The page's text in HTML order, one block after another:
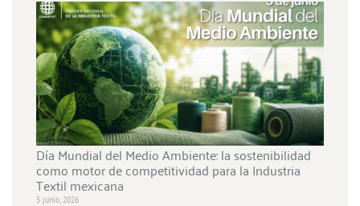
Día Mundial del Medio Ambiente: la sostenibilidad
como motor de competitividad para la Industria
Textil mexicana
5 junio, 2026